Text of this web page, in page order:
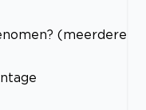
(meerdere